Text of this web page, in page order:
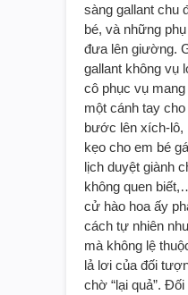
sàng gallant chu
bé, và những
đưa lên giường.
gallant không vụ
cô phục vụ
một cánh tay
bước lên xích-lô,
kẹo cho em bé
lịch duyệt giành
không quen
cử hào hoa ấy
cách tự nhiên
mà không lệ
lả lơi của đối
chờ “lại quả”.